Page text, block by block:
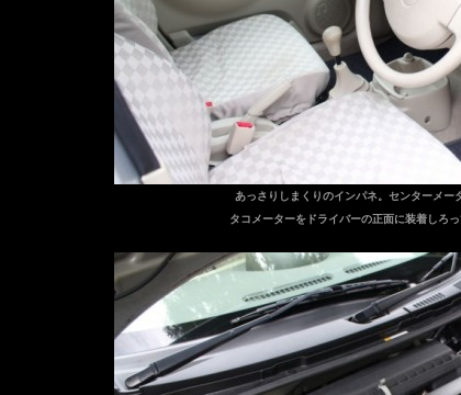
あっさりしまくりのインパネ。センターメー
タコメーターをドライバーの正面に装着しろっ